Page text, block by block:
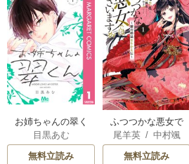
お姉ちゃんの翠く
ん
目黒あむ
無料立読み
ふつつかな悪女で
はございますが ～
雛宮蝶鼠とりかえ
尾羊英/ 中村颯
希
/ ゆき哉
無料立読み